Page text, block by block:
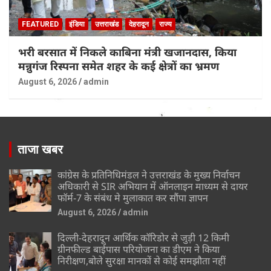
FEATURED इंडिया उत्तराखंड देहरादून राज्य
भरी बरसात में निकले काबिना मंत्री खजानदास, किया
मन्नुगंज रिस्पना समेत शहर के कई क्षेत्रों का भ्रमण
August 6, 2026 admin
ताजा खबर
कांग्रेस के प्रतिनिधिमंडल ने उत्तराखंड के मुख्य निर्वाचन
अधिकारी से SIR अभियान में ऑनलाइन माध्यम से दायर
फॉर्म-7 के संबंध मे मुलाकात कर सौंपा ज्ञापन
August 6, 2026 admin
दिल्ली-देहरादून आर्थिक कॉरिडोर से जुड़ी 12 किमी
ग्रीनफील्ड बाईपास परियोजना का डीएम ने किया
निरीक्षण,बोले सुरक्षा मानकों से कोई समझौता नहीं